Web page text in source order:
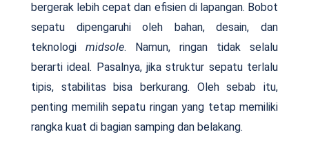
bergerak lebih cepat dan efisien di lapangan. Bobot
sepatu dipengaruhi oleh bahan, desain, dan
teknologi midsole. Namun, ringan tidak selalu
berarti ideal. Pasalnya, jika struktur sepatu terlalu
tipis, stabilitas bisa berkurang. Oleh sebab itu,
penting memilih sepatu ringan yang tetap memiliki
rangka kuat di bagian samping dan belakang.